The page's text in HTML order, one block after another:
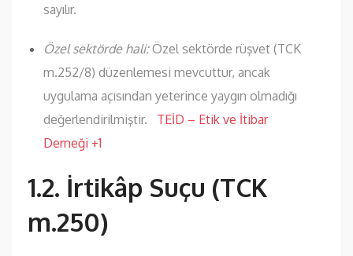
sayılır.
Özel sektörde hali:Özel sektörde rüşvet (TCK
m.252/8) düzenlemesi mevcuttur, ancak
uygulama açısından yeterince yaygın olmadığı
değerlendirilmiştir.
TEİD – Etik ve İtibar
Derneği +1
1.2. İrtikâp Suçu (TCK
m.250)